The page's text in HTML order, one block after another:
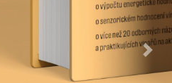
Další